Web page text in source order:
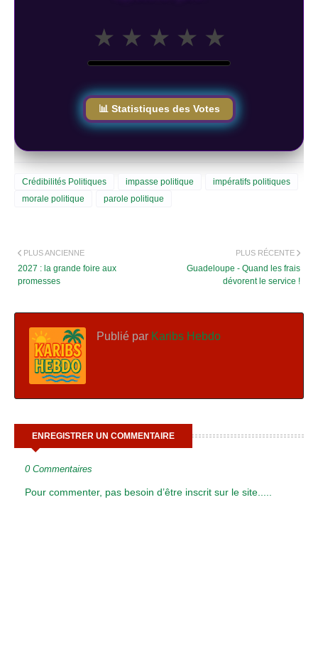
★ ★ ★ ★ ★
📊 Statistiques des Votes
Crédibilités Politiques impasse politique
impératifs politiques
morale politique
parole politique
PLUS RÉCENTE
Guadeloupe - Quand les frais
dévorent le service !
PLUS ANCIENNE
2027 : la grande foire aux
promesses
Publié par Karibs Hebdo
ENREGISTRER UN COMMENTAIRE
0 Commentaires
Pour commenter, pas besoin d’être inscrit sur le site.....